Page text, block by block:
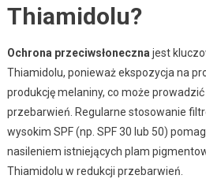
Thiamidolu?
Ochrona przeciwsłoneczna jest
Thiamidolu, ponieważ ekspozycja na
produkcję melaniny, co może
przebarwień. Regularne stosowanie
wysokim SPF (np. SPF 30 lub 50)
nasileniem istniejących plam
Thiamidolu w redukcji przebarwień.